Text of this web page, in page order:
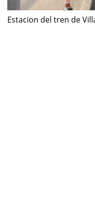
Estacion del tren de